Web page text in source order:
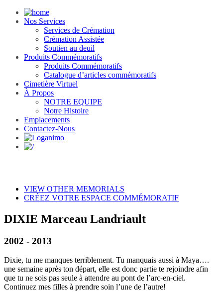
Nos Services
Services de Crémation
Crémation Assistée
Soutien au deuil
Produits Commémoratifs
Produits Commémoratifs
Catalogue d’articles commémoratifs
Cimetière Virtuel
À Propos
NOTRE EQUIPE
Notre Histoire
Emplacements
Contactez-Nous
VIEW OTHER MEMORIALS
CRÉEZ VOTRE ESPACE COMMÉMORATIF
DIXIE Marceau Landriault
2002 - 2013
Dixie, tu me manques terriblement. Tu manquais aussi à Maya….
une semaine après ton départ, elle est donc partie te rejoindre afin
que tu ne sois pas seule à attendre au pont de l’arc-en-ciel.
Continuez mes filles à prendre soin l’une de l’autre!